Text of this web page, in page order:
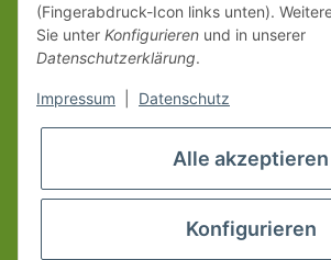
(Fingerabdruck-Icon links unten).
Sie unter Konfigurieren und in unserer
Datenschutzerklärung.
Impressum Datenschutz
Alle akzeptieren
Konfigurieren